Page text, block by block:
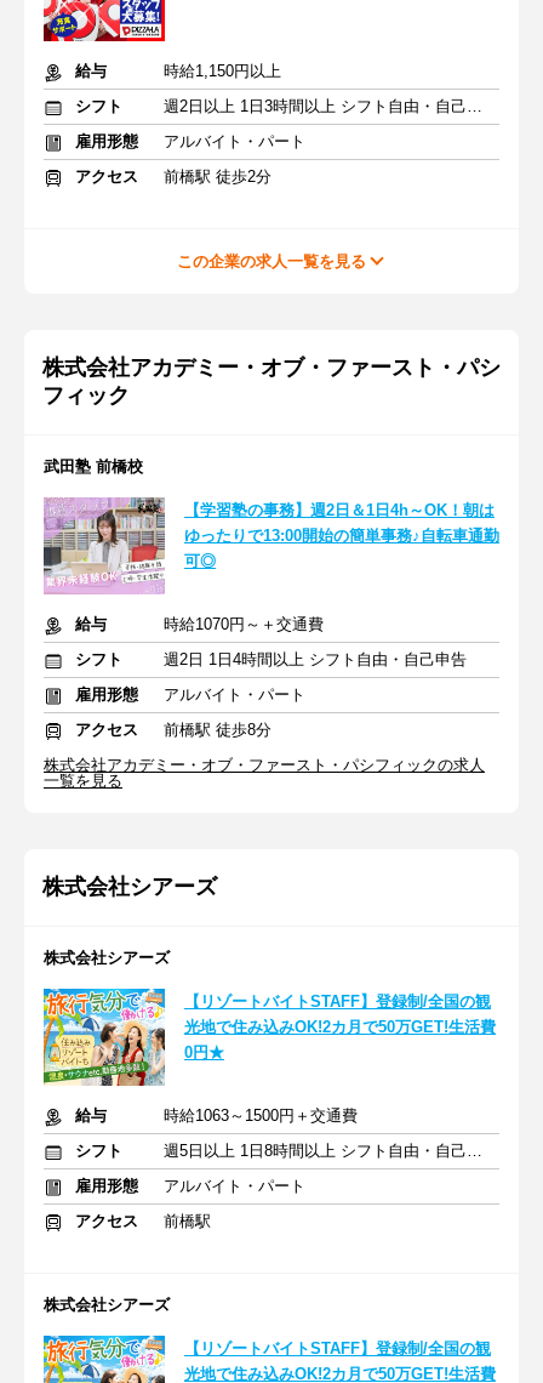
給与
時給1,150円以上
シフト
週2日以上 1日3時間以上 シフト自由・自己申告
雇用形態
アルバイト・パート
アクセス
前橋駅 徒歩2分
この企業の求人一覧を見る
株式会社アカデミー・オブ・ファースト・パシ
フィック
武田塾 前橋校
【学習塾の事務】週2日＆1日4h～OK！朝は
ゆったりで13:00開始の簡単事務♪自転車通勤
可◎
給与
時給1070円～＋交通費
シフト
週2日 1日4時間以上 シフト自由・自己申告
雇用形態
アルバイト・パート
アクセス
前橋駅 徒歩8分
株式会社アカデミー・オブ・ファースト・パシフィックの求人
一覧を見る
株式会社シアーズ
株式会社シアーズ
【リゾートバイトSTAFF】登録制/全国の観
光地で住み込みOK!2カ月で50万GET!生活費
0円★
給与
時給1063～1500円＋交通費
シフト
週5日以上 1日8時間以上 シフト自由・自己申告
雇用形態
アルバイト・パート
アクセス
前橋駅
株式会社シアーズ
【リゾートバイトSTAFF】登録制/全国の観
光地で住み込みOK!2カ月で50万GET!生活費